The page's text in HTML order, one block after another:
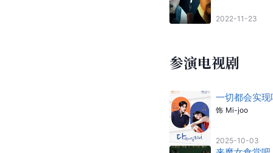
2022-11-23
参演电视剧
一切都会实现
饰 Mi-joo
2025-10-03